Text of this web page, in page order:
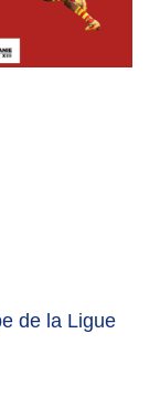
de la Ligue